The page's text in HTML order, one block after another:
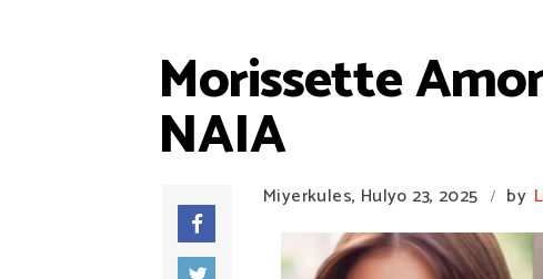
Morissette
NAIA
Miyerkules, Hulyo 23, 2025 / by